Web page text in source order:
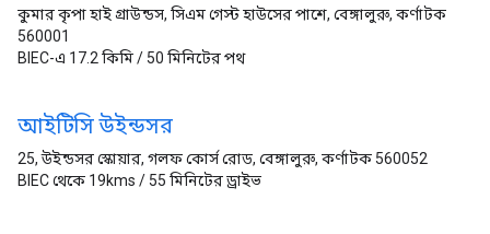
কুমার কৃপা হাই গ্রাউন্ডস, সিএম গেস্ট হাউসের পাশে, বেঙ্গালুরু, কর্ণাটক
560001
BIEC-এ 17.2 কিমি / 50 মিনিটের পথ
আইটিসি উইন্ডসর
25, উইন্ডসর স্কোয়ার, গলফ কোর্স রোড, বেঙ্গালুরু, কর্ণাটক 560052
BIEC থেকে 19kms / 55 মিনিটের ড্রাইভ